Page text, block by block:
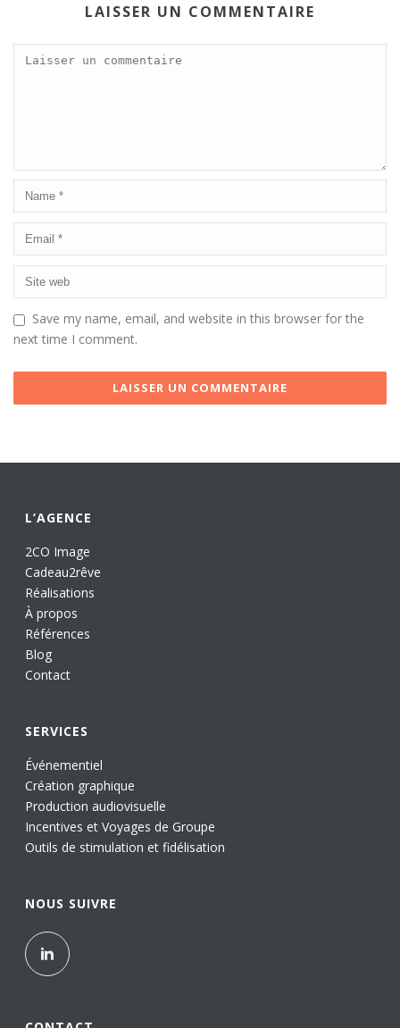
LAISSER UN COMMENTAIRE
Save my name, email, and website in this browser for the
next time I comment.
L’AGENCE
2CO Image
Cadeau2rêve
Réalisations
À propos
Références
Blog
Contact
SERVICES
Événementiel
Création graphique
Production audiovisuelle
Incentives et Voyages de Groupe
Outils de stimulation et fidélisation
NOUS SUIVRE